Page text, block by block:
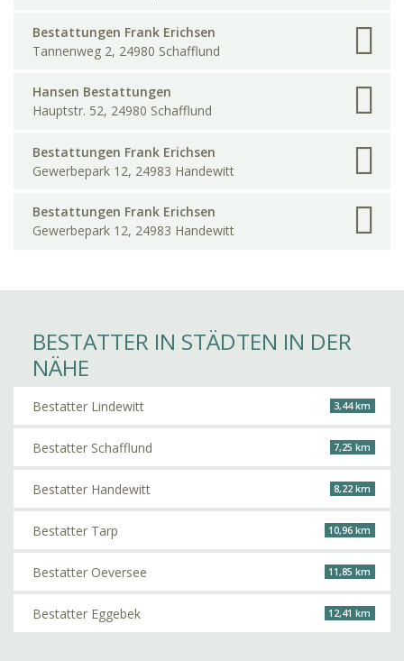
Bestattungen Frank Erichsen
Tannenweg 2, 24980 Schafflund
Hansen Bestattungen
Hauptstr. 52, 24980 Schafflund
Bestattungen Frank Erichsen
Gewerbepark 12, 24983 Handewitt
Bestattungen Frank Erichsen
Gewerbepark 12, 24983 Handewitt
BESTATTER IN STÄDTEN IN DER
NÄHE
Bestatter Lindewitt 3,44 km
Bestatter Schafflund 7,25 km
Bestatter Handewitt 8,22 km
Bestatter Tarp 10,96 km
Bestatter Oeversee 11,85 km
Bestatter Eggebek 12,41 km